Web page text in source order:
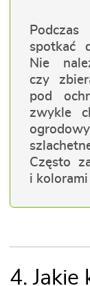
spotkać
Nie
czy
pod
zwykle
Często
i
4. Jakie